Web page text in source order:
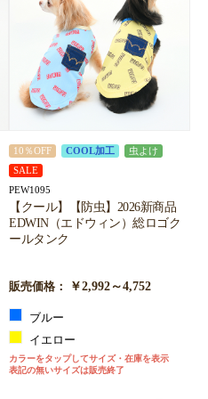
10％OFF COOL加工
虫よけ
SALE
PEW1095
【クール】【防虫】2026新商品
EDWIN（エドウィン）総ロゴク
ールタンク
販売価格： ￥2,992～4,752
ブルー
イエロー
カラーをタップしてサイズ・在庫を表示
表記の無いサイズは販売終了